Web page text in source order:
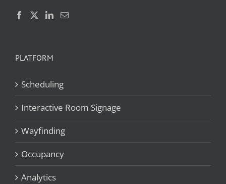
PLATFORM
Scheduling
Interactive Room Signage
Wayfinding
Occupancy
Analytics